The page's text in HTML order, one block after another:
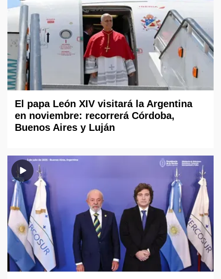
El papa León XIV visitará la Argentina
en noviembre: recorrerá Córdoba,
Buenos Aires y Luján